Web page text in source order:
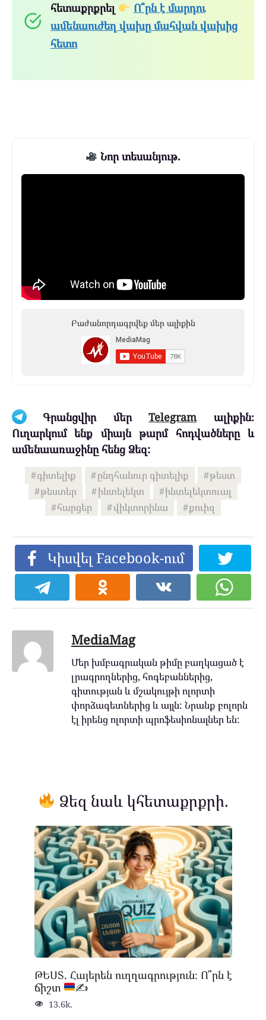
հետաքրքրել
Ո՞րն է մարդու
ամենաուժեղ վախը մահվան վախից
հետո
Նոր տեսանյութ.
Բաժանորդագրվեք մեր ալիքին
Գրանցվիր մերTelegramալիքին։
Ուղարկում ենք միայն թարմ հոդվածները և
ամենաառաջինը հենց Ձեզ:
գիտելիք ընդհանուր գիտելիք
թեստ
թեստեր
ինտելեկտ
ինտելեկտուալ
հարցեր
վիկտորինա քուիզ
Կիսվել Facebook-ում
MediaMag
Մեր խմբագրական թիմը բաղկացած է
լրագրողներից, հոգեբաններից,
գիտության և մշակույթի ոլորտի
փորձագետներից և այլն: Նրանք բոլորն
էլ իրենց ոլորտի պրոֆեսիոնալներ են:
Ձեզ նաև կհետաքրքրի.
ԹԵՍՏ. Հայերեն ուղղագրություն։ Ո՞րն է
ճիշտ
✍
13.6k.